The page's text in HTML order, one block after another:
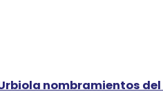
nombramientos del